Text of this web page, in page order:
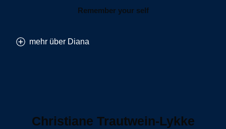
Remember your self
mehr über Diana
Christiane Trautwein-Lykke